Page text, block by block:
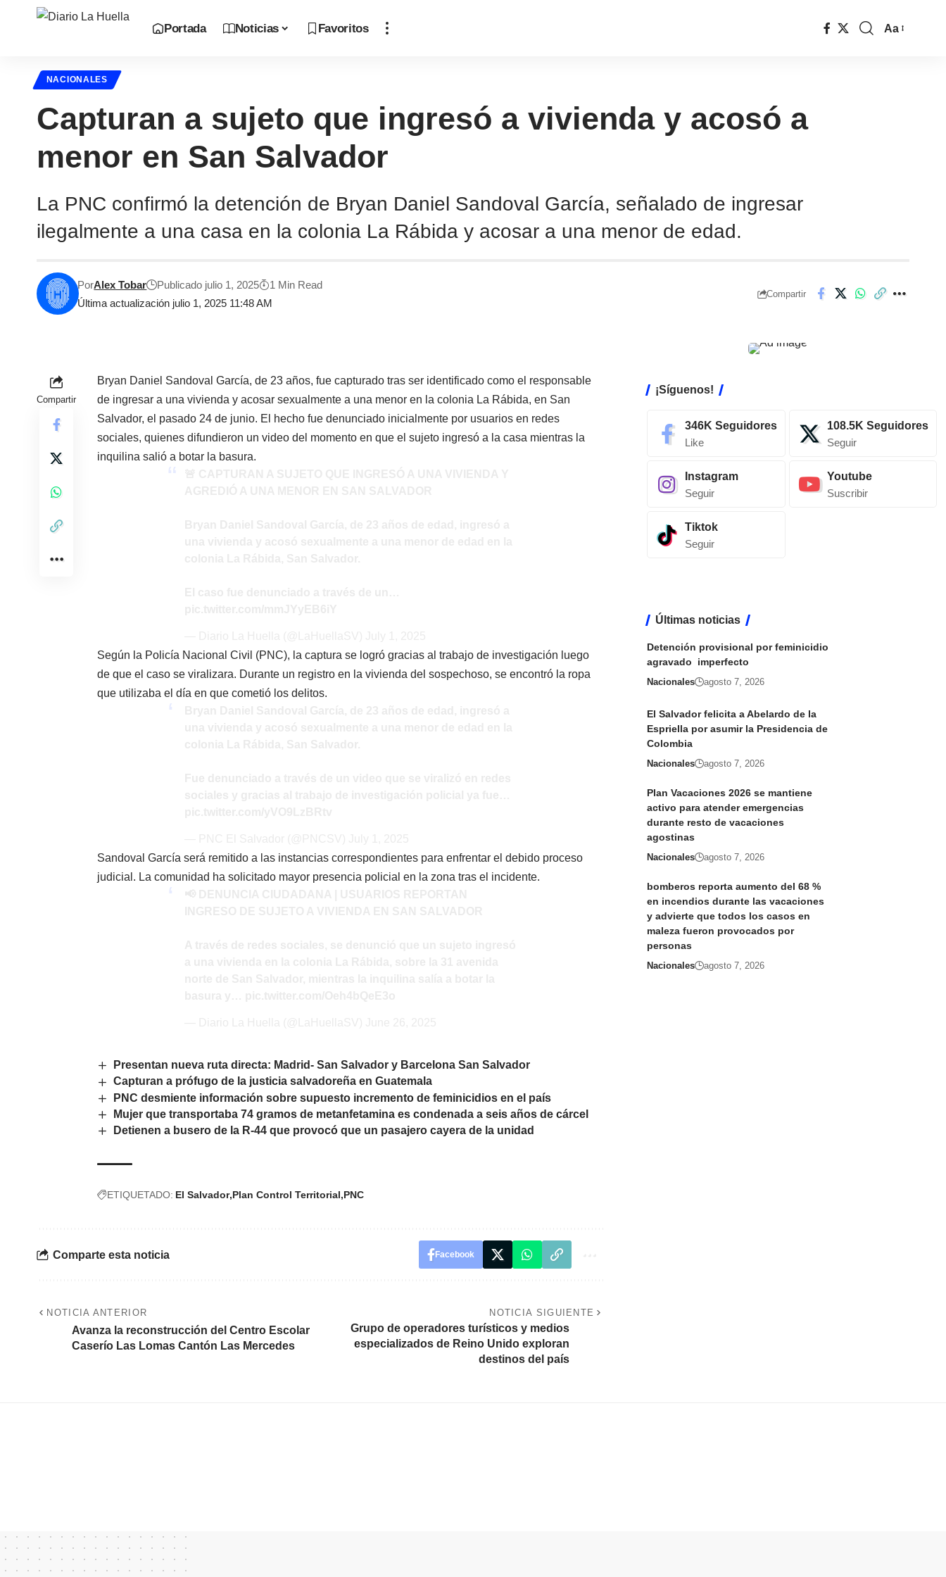
Portada Noticias Favoritos Aa
NACIONALES
Capturan a sujeto que ingresó a vivienda y acosó a
menor en San Salvador
La PNC confirmó la detención de Bryan Daniel Sandoval García, señalado de ingresar
ilegalmente a una casa en la colonia La Rábida y acosar a una menor de edad.
Última actualización julio 1, 2025 11:48 AM
PorAlex Tobar Publicado julio 1, 2025 1 Min Read
Compartir
Compartir
Bryan Daniel Sandoval García, de 23 años, fue capturado tras ser identificado como el responsable
de ingresar a una vivienda y acosar sexualmente a una menor en la colonia La Rábida, en San
Salvador, el pasado 24 de junio. El hecho fue denunciado inicialmente por usuarios en redes
sociales, quienes difundieron un video del momento en que el sujeto ingresó a la casa mientras la
inquilina salió a botar la basura.
Según la Policía Nacional Civil (PNC), la captura se logró gracias al trabajo de investigación luego
de que el caso se viralizara. Durante un registro en la vivienda del sospechoso, se encontró la ropa
que utilizaba el día en que cometió los delitos.
Sandoval García será remitido a las instancias correspondientes para enfrentar el debido proceso
judicial. La comunidad ha solicitado mayor presencia policial en la zona tras el incidente.
Presentan nueva ruta directa: Madrid- San Salvador y Barcelona San Salvador
Capturan a prófugo de la justicia salvadoreña en Guatemala
PNC desmiente información sobre supuesto incremento de feminicidios en el país
Mujer que transportaba 74 gramos de metanfetamina es condenada a seis años de cárcel
Detienen a busero de la R-44 que provocó que un pasajero cayera de la unidad
ETIQUETADO: El Salvador Plan Control Territorial PNC
Comparte esta noticia Facebook
NOTICIA ANTERIOR
Avanza la reconstrucción del Centro Escolar
Caserío Las Lomas Cantón Las Mercedes
NOTICIA SIGUIENTE
Grupo de operadores turísticos y medios
especializados de Reino Unido exploran
destinos del país
¡Síguenos!
346K Seguidores
Like
108.5K Seguidores
Seguir
Instagram
Seguir
Youtube
Suscribir
Tiktok
Seguir
Últimas noticias
Detención provisional por feminicidio
agravado imperfecto
Nacionales agosto 7, 2026
El Salvador felicita a Abelardo de la
Espriella por asumir la Presidencia de
Colombia
Nacionales agosto 7, 2026
Plan Vacaciones 2026 se mantiene
activo para atender emergencias
durante resto de vacaciones
agostinas
Nacionales agosto 7, 2026
bomberos reporta aumento del 68 %
en incendios durante las vacaciones
y advierte que todos los casos en
maleza fueron provocados por
personas
Nacionales agosto 7, 2026